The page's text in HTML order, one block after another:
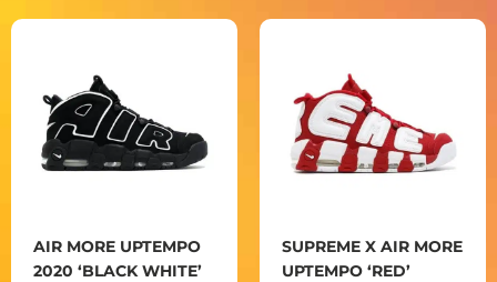
AIR MORE UPTEMPO
2020 ‘BLACK WHITE’
SUPREME X AIR MORE
UPTEMPO ‘RED’